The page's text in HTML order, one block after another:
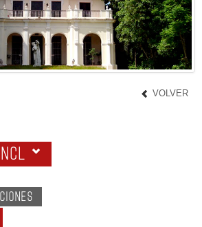
Y COMUNITARIO
VOLVER